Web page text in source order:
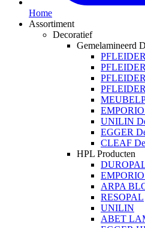
Home
Assortiment
Decoratief
Gemelamineerd
UNILIN
EGGER
CLEAF
HPL Producten
ARPA
RESOPAL
UNILIN
ABET